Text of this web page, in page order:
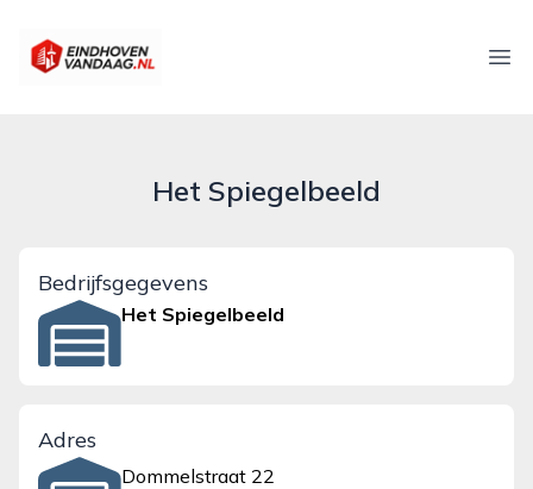
eindhovenvandaag.nl
Het Spiegelbeeld
Bedrijfsgegevens
Het Spiegelbeeld
Adres
Dommelstraat 22